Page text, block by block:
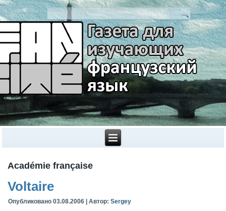
Académie française
Voltaire
Опубликовано 03.08.2006 |Автор: Sergey